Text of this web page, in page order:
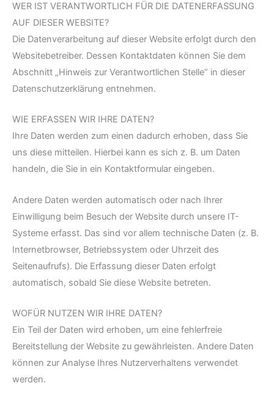
WER IST VERANTWORTLICH FÜR DIE DATENERFASSUNG
AUF DIESER WEBSITE?
Die Datenverarbeitung auf dieser Website erfolgt durch den
Websitebetreiber. Dessen Kontaktdaten können Sie dem
Abschnitt „Hinweis zur Verantwortlichen Stelle“ in dieser
Datenschutzerklärung entnehmen.
WIE ERFASSEN WIR IHRE DATEN?
Ihre Daten werden zum einen dadurch erhoben, dass Sie
uns diese mitteilen. Hierbei kann es sich z. B. um Daten
handeln, die Sie in ein Kontaktformular eingeben.
Andere Daten werden automatisch oder nach Ihrer
Einwilligung beim Besuch der Website durch unsere IT-
Systeme erfasst. Das sind vor allem technische Daten (z. B.
Internetbrowser, Betriebssystem oder Uhrzeit des
Seitenaufrufs). Die Erfassung dieser Daten erfolgt
automatisch, sobald Sie diese Website betreten.
WOFÜR NUTZEN WIR IHRE DATEN?
Ein Teil der Daten wird erhoben, um eine fehlerfreie
Bereitstellung der Website zu gewährleisten. Andere Daten
können zur Analyse Ihres Nutzerverhaltens verwendet
werden.